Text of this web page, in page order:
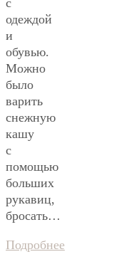
одеждой
и
обувью.
Можно
было
варить
снежную
кашу
с
помощью
больших
рукавиц,
бросать…
Подробнее